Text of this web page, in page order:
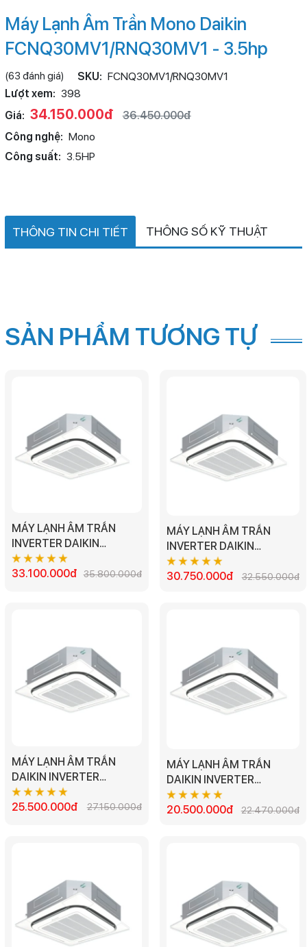
Máy Lạnh Âm Trần Mono Daikin
FCNQ30MV1/RNQ30MV1 - 3.5hp
(63 đánh giá) SKU: FCNQ30MV1/RNQ30MV1
Lượt xem: 398
Giá: 34.150.000đ
36.450.000đ
Công nghệ: Mono
Công suất: 3.5HP
THÔNG TIN CHI TIẾT THÔNG SỐ KỸ THUẬT
SẢN PHẨM TƯƠNG TỰ
MÁY LẠNH ÂM TRẦN
INVERTER DAIKIN
FFFC71AVM/RZFC71DVM
- 3.0HP
33.100.000đ 35.800.000đ
MÁY LẠNH ÂM TRẦN
INVERTER DAIKIN
FFFC60AVM/RZFC60DVM
- 2.5HP
30.750.000đ 32.550.000đ
MÁY LẠNH ÂM TRẦN
DAIKIN INVERTER
FFFC50AVM/RZFC50DVM
- 2.0HP
25.500.000đ 27.150.000đ
MÁY LẠNH ÂM TRẦN
DAIKIN INVERTER
FFFC35AVM/RZFC35EVM
- 1.5HP
20.500.000đ 22.470.000đ